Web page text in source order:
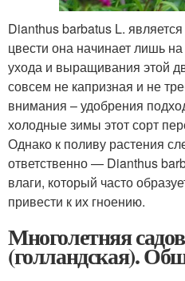
Dianthus barbatus L.
цвести она начинает лишь
ухода и выращивания этой
совсем не капризная и не
внимания – удобрения
холодные зимы этот сорт
Однако к поливу растения
ответственно — Dianthus
влаги, который часто
привести к их гноению.
Многолетняя
(голландская).